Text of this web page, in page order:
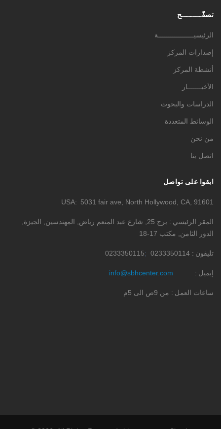
تصفّـــــــــح
الرئيسيــــــــــــــــــة
إصدارات المركز
أنشطة المركز
الأخبـــــــار
الدراسات والبحوث
الوسائط المتعددة
من نحن
اتصل بنا
ابقوا على تواصل
USA 5031 fair ave, North Hollywood, CA, 91601
المقر الرئيسي
برج 25, شارع عبد المنعم رياض, المهندسين, الجيزة,
الدور الثامن, مكتب 17-18
تليفون 0233350114
0233350115
إيميل info@sbhcenter.com
ساعات العمل من 9ص الى 5م